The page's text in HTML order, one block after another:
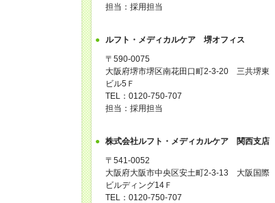
担当：採用担当
ルフト・メディカルケア 堺オフィス
〒590-0075
大阪府堺市堺区南花田口町2-3-20 三共堺東
ビル5Ｆ
TEL：0120-750-707
担当：採用担当
株式会社ルフト・メディカルケア 関西支店
〒541-0052
大阪府大阪市中央区安土町2-3-13 大阪国際
ビルディング14Ｆ
TEL：0120-750-707